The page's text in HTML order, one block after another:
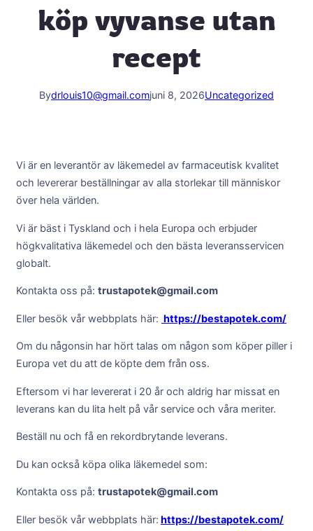
köp vyvanse utan
recept
Bydrlouis10@gmail.comjuni 8, 2026Uncategorized
Vi är en leverantör av läkemedel av farmaceutisk kvalitet
och levererar beställningar av alla storlekar till människor
över hela världen.
Vi är bäst i Tyskland och i hela Europa och erbjuder
högkvalitativa läkemedel och den bästa leveransservicen
globalt.
Kontakta oss på: trustapotek@gmail.com
Eller besök vår webbplats här: https://bestapotek.com/
Om du någonsin har hört talas om någon som köper piller i
Europa vet du att de köpte dem från oss.
Eftersom vi har levererat i 20 år och aldrig har missat en
leverans kan du lita helt på vår service och våra meriter.
Beställ nu och få en rekordbrytande leverans.
Du kan också köpa olika läkemedel som:
Kontakta oss på: trustapotek@gmail.com
Eller besök vår webbplats här: https://bestapotek.com/